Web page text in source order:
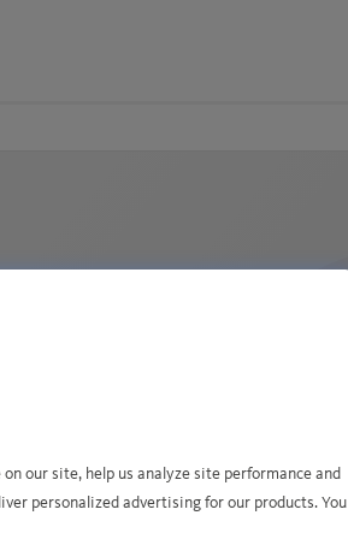
our site, help us analyze site performance and
personalized advertising for our products. You